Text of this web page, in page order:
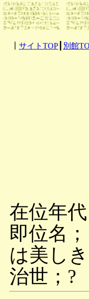
サイトTOP┃ 別館
在位年
即位名
は美し
治世；?